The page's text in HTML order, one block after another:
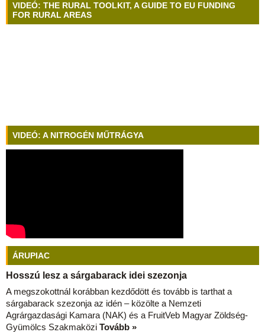
VIDEÓ: THE RURAL TOOLKIT, A GUIDE TO EU FUNDING
FOR RURAL AREAS
VIDEÓ: A NITROGÉN MŰTRÁGYA
ÁRUPIAC
Hosszú lesz a sárgabarack idei szezonja
A megszokottnál korábban kezdődött és tovább is tarthat a
sárgabarack szezonja az idén – közölte a Nemzeti
Agrárgazdasági Kamara (NAK) és a FruitVeb Magyar Zöldség-
Gyümölcs Szakmaközi Tovább »